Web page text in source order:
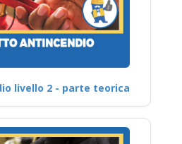
livello 2 - parte teorica